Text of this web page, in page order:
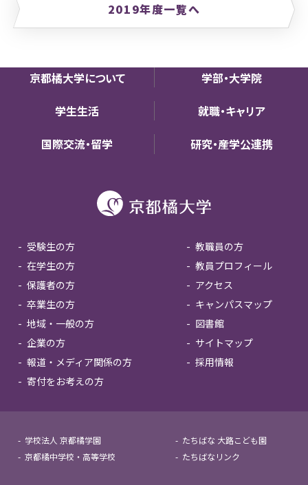
2019年度一覧へ
京都橘大学について 学部・大学院
学生生活 就職・キャリア
国際交流・留学 研究・産学公連携
受験生の方
在学生の方
保護者の方
卒業生の方
地域・一般の方
企業の方
報道・メディア関係の方
寄付をお考えの方
教職員の方
教員プロフィール
アクセス
キャンパスマップ
図書館
サイトマップ
採用情報
学校法人 京都橘学園
京都橘中学校・高等学校
たちばな 大路こども園
たちばなリンク